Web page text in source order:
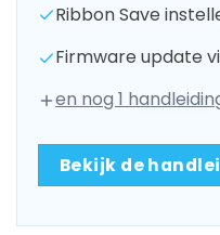
Ribbon Save
Firmware update
en nog 1
Bekijk de